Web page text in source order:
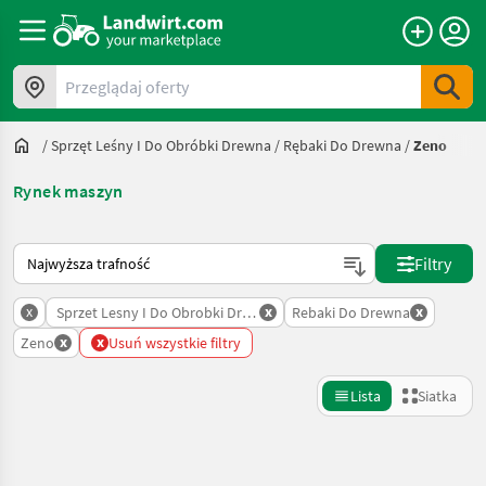
Przeglądaj oferty
/Sprzęt Leśny I Do Obróbki Drewna / Rębaki Do Drewna /Zeno
Rynek maszyn
Tak sortuje się na Landwirt.com
Filtry
x Sprzet Lesny I Do Obrobki Drewna
x Rebaki Do Drewna x
Zeno x x Usuń wszystkie filtry
Lista Siatka